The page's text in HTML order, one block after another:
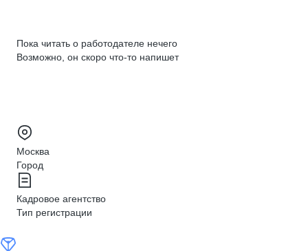
Пока читать о работодателе нечего
Возможно, он скоро что‑то напишет
Москва
Город
Кадровое агентство
Тип регистрации